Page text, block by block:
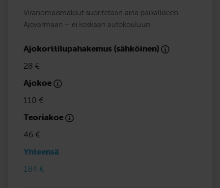
Viranomaismaksut suoritetaan aina paikalliseen
Ajovarmaan – ei koskaan autokouluun.
Ajokorttilupahakemus (sähköinen)
28 €
Ajokoe
110 €
Teoriakoe
46 €
Yhteensä
184 €